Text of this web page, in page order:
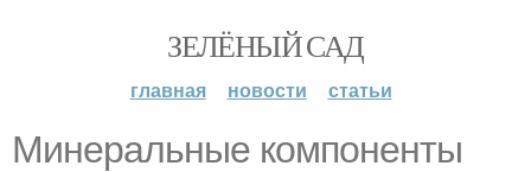
ЗЕЛЁНЫЙ САД
главная новости статьи
Минеральные компоненты